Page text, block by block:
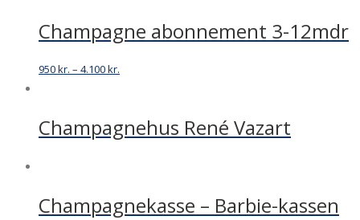
Champagne abonnement 3-12mdr
950kr. – 4.100kr.
Champagnehus René Vazart
Champagnekasse – Barbie-kassen